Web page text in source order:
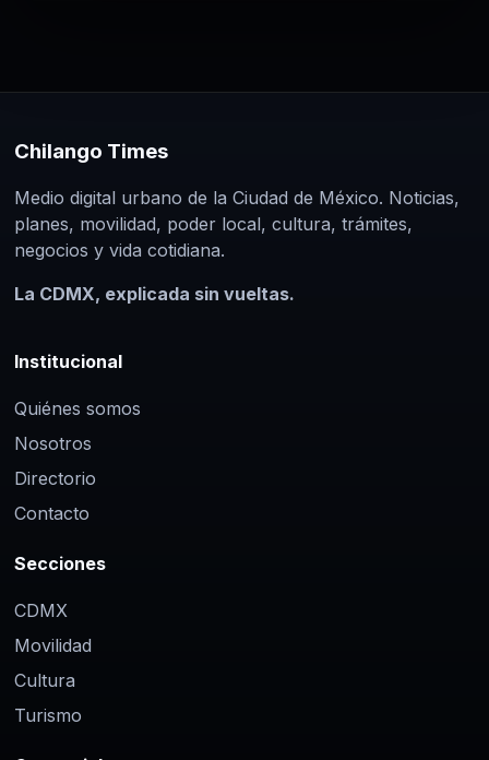
Chilango Times
Medio digital urbano de la Ciudad de México. Noticias,
planes, movilidad, poder local, cultura, trámites,
negocios y vida cotidiana.
La CDMX, explicada sin vueltas.
Institucional
Quiénes somos
Nosotros
Directorio
Contacto
Secciones
CDMX
Movilidad
Cultura
Turismo